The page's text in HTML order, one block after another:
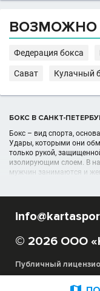
ВОЗМОЖНО
Федерация бокса
Сават Кулачный
БОКС В САНКТ-
Бокс – вид спорта,
Удары, которыми они
только рукой,
изолирующим слоем. В
мужчин занимаются и
УЧРЕЖДЕНИЯ (ШКОЛЫ,
Список боксёрских
Петербурге
Благодаря сайту Карта
потребности и
© 2026 ООО
Публичный